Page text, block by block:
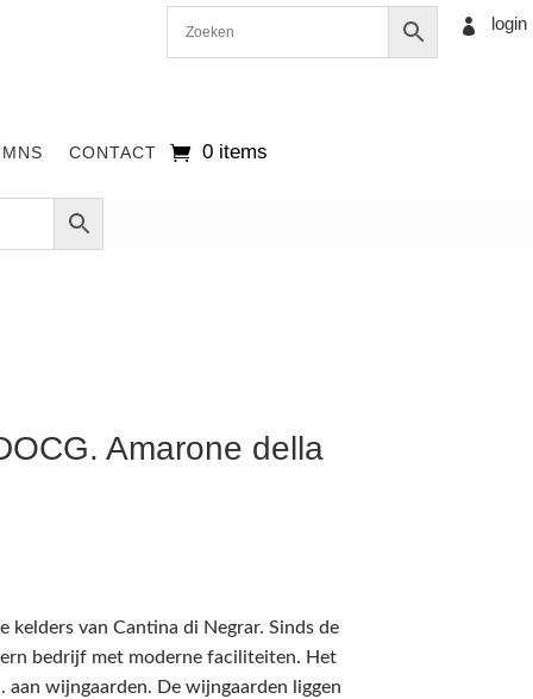
CONTACT 0 items
 login
Amarone della
kelders van Cantina di Negrar. Sinds de
bedrijf met moderne faciliteiten. Het
wijngaarden. De wijngaarden liggen